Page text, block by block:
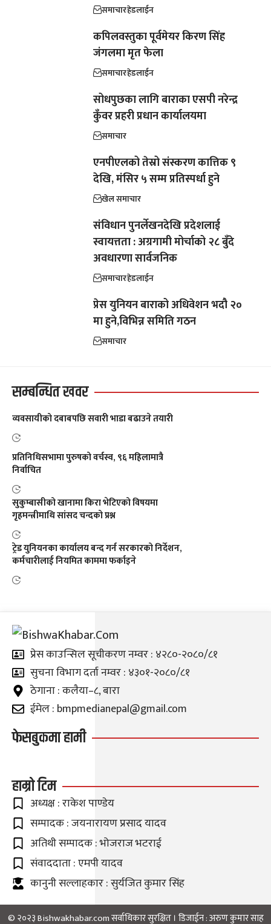
समाचारहेडलाईन
कपिलवस्तुका पूर्वमेयर किरण सिंह
जंगलमा मृत फेला
समाचारहेडलाईन
सोधपुछका लागि बाराका एसपी नरेन्द्र
कुँवर प्रहरी प्रधान कार्यालयमा
समाचार
एनपीएलको तेस्रो संस्करण कात्तिक ९
देखि, मंसिर ५ सम्म प्रतिस्पर्धा हुने
खेल समाचार
संविधान पुनर्लेखनदेखि प्रदेशलाई
स्वायत्तता : अग्रगामी मोर्चाको २८ बुँदे
अवधारणा सार्वजनिक
समाचारहेडलाईन
प्रेस युनियन बाराको अधिवेशन भदौ २०
मा हुने,विभिन्न समिति गठन
समाचार
सम्बन्धित खवर
व्यवसायीको दबाबपछि सवारी भाडा बढाउने तयारी
प्रतिनिधिसभामा पुरुषको वर्चस्व, ९६ महिलामात्रै
निर्वाचित
सुकुम्बासीको खानामा किरा भेटिएको विषयमा
गृहमन्त्रीमाथि सांसद चन्दको प्रश्न
ट्रेड युनियनका कार्यालय बन्द गर्न सरकारको निर्देशन,
कर्मचारीलाई नियमित काममा फर्काइने
प्रेस काउन्सिल सूचीकरण नम्वर : ४२८०-२०८०/८१
सुचना विभाग दर्ता नम्वर : ४३०१-२०८०/८१
ठेगाना : कलैया–८, बारा
ईमेल : bmpmedianepal@gmail.com
फेसबुकमा हामी
हाम्रो टिम
अध्यक्ष : राकेश पाण्डेय
सम्पादक : जयनारायण प्रसाद यादव
अतिथी सम्पादक : भोजराज भटराई
संवाददाता : एमपी यादव
कानुनी सल्लाहकार : सुर्यजित कुमार सिंह
© २०२३ Bishwakhabar.com सर्वाधिकार सुरक्षित । डिजाईन :अरुण कुमार साह